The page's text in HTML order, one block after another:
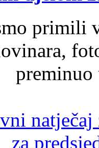
primili